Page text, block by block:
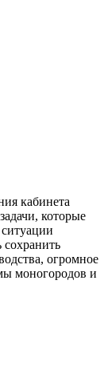
кабинета
которые
сохранить
огромное
моногородов и